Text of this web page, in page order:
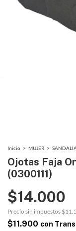
Inicio > MUJER >
Ojotas Faja
(0300111)
$14.000
Precio sin impuestos
$11.900 con